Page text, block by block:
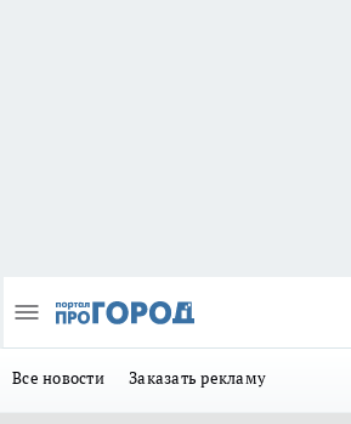
Все новости Заказать рекламу